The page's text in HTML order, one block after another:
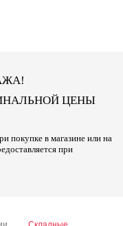
ЦЕНЫ
покупке в магазине или на
при